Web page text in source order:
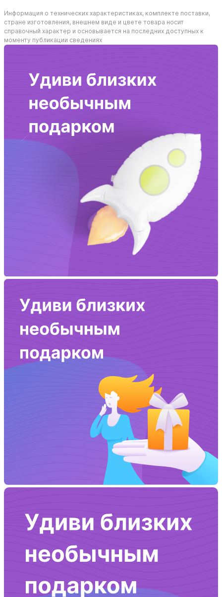
Информация о технических характеристиках, комплекте поставки,
стране изготовления, внешнем виде и цвете товара носит
справочный характер и основывается на последних доступных к
моменту публикации сведениях